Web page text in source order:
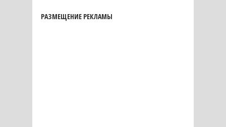
РАЗМЕЩЕНИЕ РЕКЛАМЫ